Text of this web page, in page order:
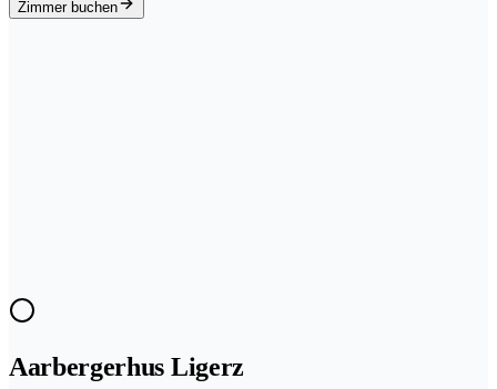
Zimmer buchen
Aarbergerhus Ligerz